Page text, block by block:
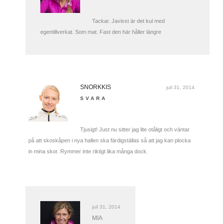
Tackar. Javisst är det kul med
egentillverkat. Som mat. Fast den här håller längre
juli 31, 2014
SNORKKIS
SVARA
Tjusigt! Just nu sitter jag lite otåligt och väntar
på att skoskåpen i nya hallen ska färdigställas så att jag kan plocka
in mina skor. Rymmer inte riktigt lika många dock.
juli 31, 2014
MIA